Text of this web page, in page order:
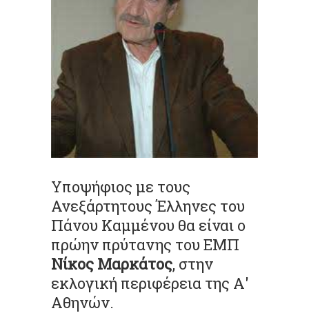
Υποψήφιος με τους
Ανεξάρτητους Έλληνες του
Πάνου Καμμένου θα είναι ο
πρώην πρύτανης του ΕΜΠ
Νίκος Μαρκάτος, στην
εκλογική περιφέρεια της Α'
Αθηνών.